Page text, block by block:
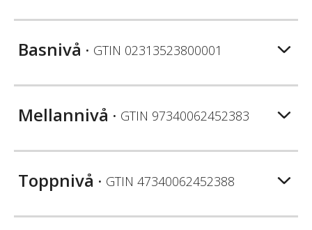
Basnivå • GTIN 02313523800001
Mellannivå • GTIN 97340062452383
Toppnivå • GTIN 47340062452388